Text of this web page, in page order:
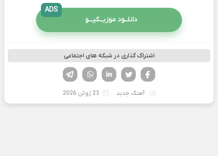
دانلــود موزیــکیـــو
ADS
اشتراک گذاری در شبکه های اجتماعی
لینکدین تویتر
فیسوک
آهنگ جدید 23 ژوئن 2026